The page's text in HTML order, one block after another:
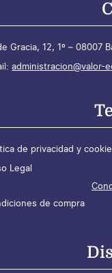
Gracia, 12, 1º – 08007
administracion@valor-
de privacidad y
Legal
de compra